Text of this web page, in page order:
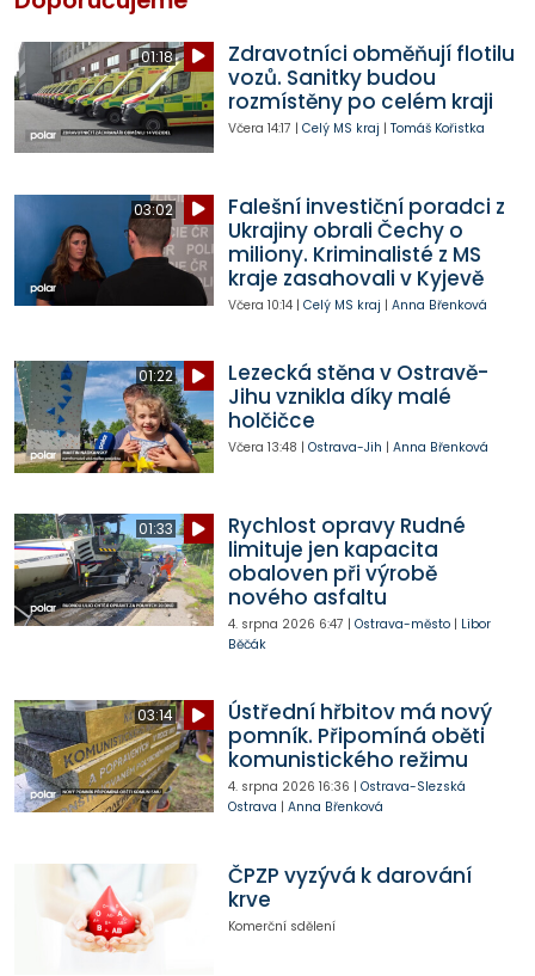
01:18
Zdravotníci obměňují flotilu
vozů. Sanitky budou
rozmístěny po celém kraji
Včera 14:17 | Celý MS kraj | Tomáš Kořistka
03:02
Falešní investiční poradci z
Ukrajiny obrali Čechy o
miliony. Kriminalisté z MS
kraje zasahovali v Kyjevě
Včera 10:14| Celý MS kraj | Anna Břenková
01:22
Lezecká stěna v Ostravě-
Jihu vznikla díky malé
holčičce
Včera 13:48 | Ostrava-Jih | Anna Břenková
01:33
Rychlost opravy Rudné
limituje jen kapacita
obaloven při výrobě
nového asfaltu
4. srpna 2026 6:47 | Ostrava-město| Libor
Běčák
03:14
Ústřední hřbitov má nový
pomník. Připomíná oběti
komunistického režimu
4. srpna 2026 16:36 | Ostrava-Slezská
Ostrava | Anna Břenková
ČPZP vyzývá k darování
krve
Komerční sdělení